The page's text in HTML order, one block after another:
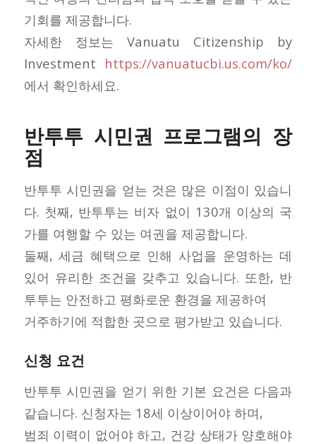
기회를 제공합니다.
자세한 정보는 Vanuatu Citizenship by
Investment https://vanuatucbi.us.com/ko/
에서 확인하세요.
반투투 시민권 프로그램의 장
점
반투투 시민권을 얻는 것은 많은 이점이 있습니
다. 첫째, 반투투는 비자 없이 130개 이상의 국
가를 여행할 수 있는 여권을 제공합니다.
둘째, 세금 혜택으로 인해 사업을 운영하는 데
있어 유리한 조건을 갖추고 있습니다. 또한, 반
투투는 안전하고 평화로운 환경을 제공하여
거주하기에 적합한 곳으로 평가받고 있습니다.
신청 요건
반투투 시민권을 얻기 위한 기본 요건은 다음과
같습니다. 신청자는 18세 이상이어야 하며,
범죄 이력이 없어야 하고, 건강 상태가 양호해야